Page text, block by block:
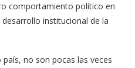
comportamiento político en
institucional de la
no son pocas las veces